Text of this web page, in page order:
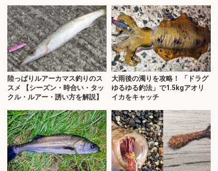
陸っぱりルアーカマス釣りのス
スメ 【シーズン・時合い・タッ
クル・ルアー・誘い方を解説】
大雨後の濁りを攻略！ 「ドラグ
ゆるゆる釣法」で1.5kgアオリ
イカをキャッチ